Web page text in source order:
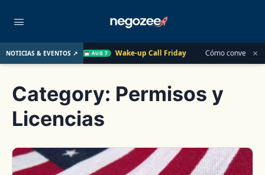
NOTICIAS & EVENTOS ↗
Pasado AUG 7 Wake-up Call Friday Cómo convertir un cliente
×
Category: Permisos y
Licencias